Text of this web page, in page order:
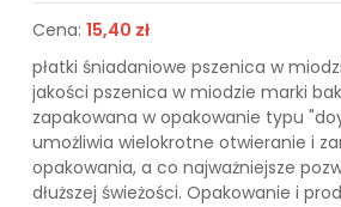
Cena: 15,40 zł
płatki śniadaniowe pszenica w
jakości pszenica w miodzie marki
zapakowana w opakowanie typu
umożliwia wielokrotne otwieranie i
opakowania, a co najważniejsze
dłuższej świeżości. Opakowanie i